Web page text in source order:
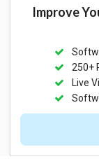
Improve
250+
Live